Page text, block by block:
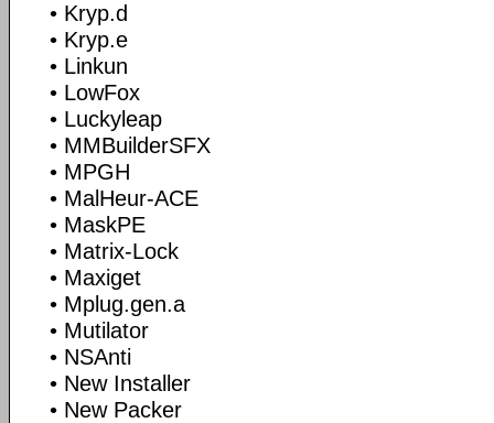
• Kryp.d
• Kryp.e
• Linkun
• LowFox
• Luckyleap
• MMBuilderSFX
• MPGH
• MalHeur-ACE
• MaskPE
• Matrix-Lock
• Maxiget
• Mplug.gen.a
• Mutilator
• NSAnti
• New Installer
• New Packer